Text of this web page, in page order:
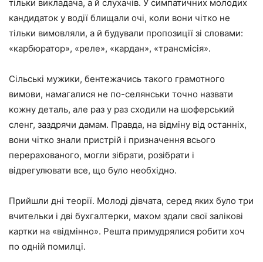
тільки викладача, а й слухачів. У симпатичних молодих
кандидаток у водії блищали очі, коли вони чітко не
тільки вимовляли, а й будували пропозиції зі словами:
«карбюратор», «реле», «кардан», «трансмісія».
Сільські мужики, бентежачись такого грамотного
вимови, намагалися не по-селянськи точно назвати
кожну деталь, але раз у раз сходили на шоферський
сленг, заздрячи дамам. Правда, на відміну від останніх,
вони чітко знали пристрій і призначення всього
перерахованого, могли зібрати, розібрати і
відрегулювати все, що було необхідно.
Прийшли дні теорії. Молоді дівчата, серед яких було три
вчительки і дві бухгалтерки, махом здали свої залікові
картки на «відмінно». Решта примудрялися робити хоч
по одній помилці.